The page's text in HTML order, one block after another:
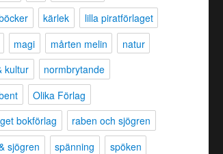
kärlek
lilla piratförlaget
magi mårten melin
natur
kultur
normbrytande
Olika Förlag
bokförlag
raben och sjögren
sjögren
spänning
spöken